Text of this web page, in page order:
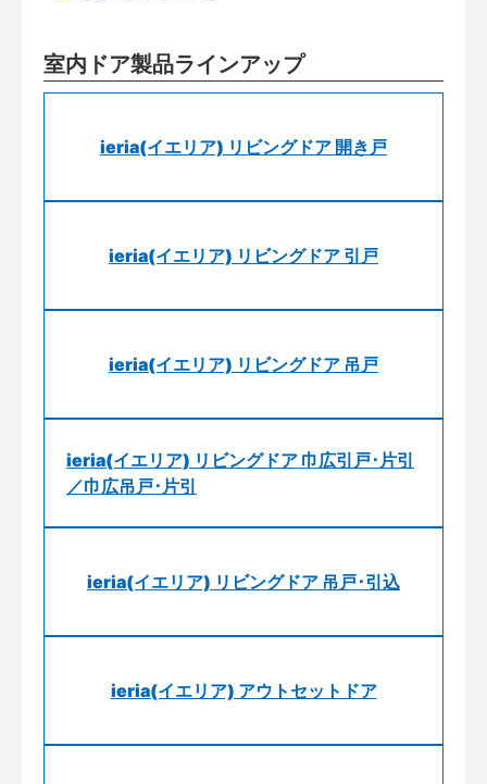
室内ドア製品ラインアップ
ieria(イエリア) リビングドア 開き戸
ieria(イエリア) リビングドア 引戸
ieria(イエリア) リビングドア 吊戸
ieria(イエリア) リビングドア 巾広引戸･片引
／巾広吊戸･片引
ieria(イエリア) リビングドア 吊戸･引込
ieria(イエリア) アウトセットドア